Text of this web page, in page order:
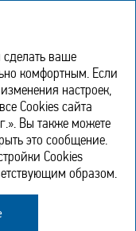
стремится
на бережном
сделать ваше
комфортным. Если
настроек,
Cookies сайта
Вы также можете
это сообщение.
Cookies
образом.